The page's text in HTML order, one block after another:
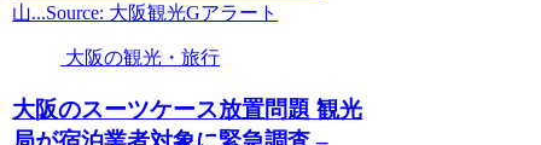
山...Source: 大阪観光Gアラート
大阪の観光・旅行
大阪のスーツケース放置問題観光